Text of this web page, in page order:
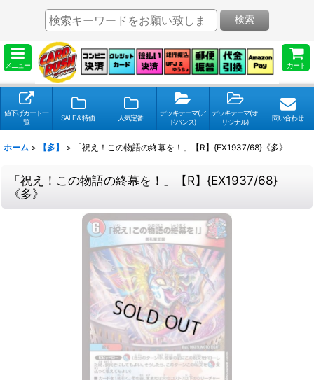
メニュー カート
検索
値下げカード一
覧
SALE＆特価 人気定番
デッキテーマ(ア
ドバンス)
デッキテーマ(オ
リジナル)
問い合わせ
ホーム > 【多】 > 「祝え！この物語の終幕を！」【R】{EX1937/68}《多》
「祝え！この物語の終幕を！」【R】{EX1937/68}
《多》